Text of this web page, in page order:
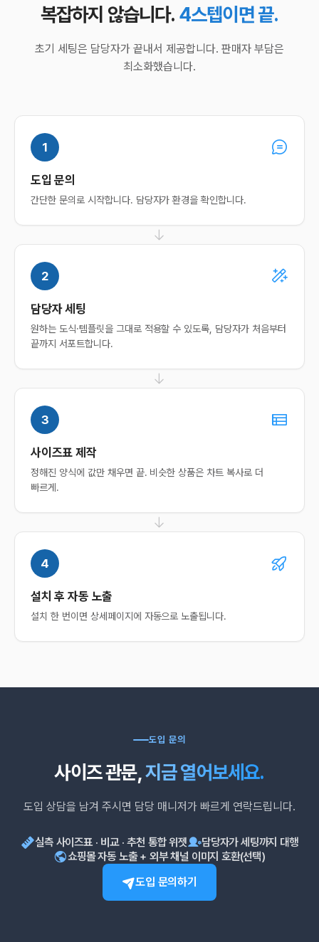
담당 매니저가 빠르게 답변드립니다.
문의 솔루션
스냅큐 스냅핏
개인정보 필수항목 수집 및 이용 동의 필수
㈜스냅컴퍼니(이하 “회사”라 함)은(는) “도입 문의”를 통한 상담 진행을
위하여 귀하의 정보를 수집합니다.
복잡하지 않습니다. 4스텝이면 끝.
초기 세팅은 담당자가 끝내서 제공합니다. 판매자 부담은
최소화했습니다.
1
도입 문의
간단한 문의로 시작합니다. 담당자가 환경을 확인합니다.
2
담당자 세팅
원하는 도식·템플릿을 그대로 적용할 수 있도록, 담당자가 처음부터
끝까지 서포트합니다.
3
사이즈표 제작
정해진 양식에 값만 채우면 끝. 비슷한 상품은 차트 복사로 더
빠르게.
4
설치 후 자동 노출
설치 한 번이면 상세페이지에 자동으로 노출됩니다.
도입 문의
사이즈 관문,지금 열어보세요.
도입 상담을 남겨 주시면 담당 매니저가 빠르게 연락드립니다.
실측 사이즈표 · 비교 · 추천 통합 위젯
담당자가 세팅까지 대행
쇼핑몰 자동 노출 + 외부 채널 이미지 호환(선택)
도입 문의하기